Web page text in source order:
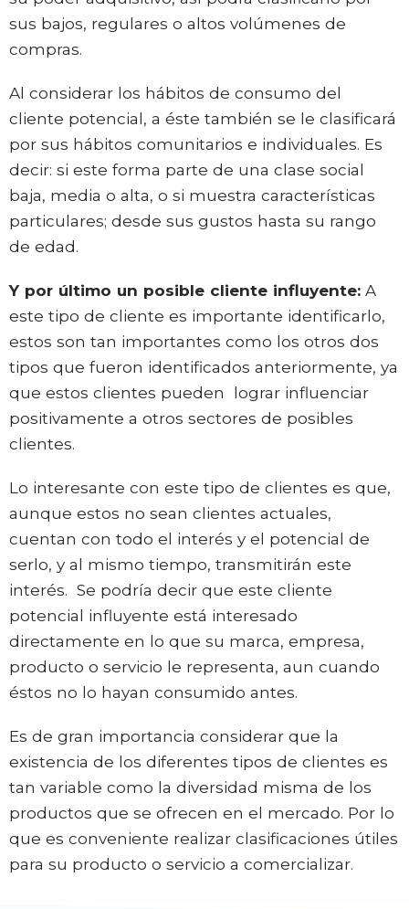
sus bajos, regulares o altos volúmenes de
compras.
Al considerar los hábitos de consumo del
cliente potencial, a éste también se le clasificará
por sus hábitos comunitarios e individuales. Es
decir: si este forma parte de una clase social
baja, media o alta, o si muestra características
particulares; desde sus gustos hasta su rango
de edad.
Y por último un posible cliente influyente: A
este tipo de cliente es importante identificarlo,
estos son tan importantes como los otros dos
tipos que fueron identificados anteriormente, ya
que estos clientes pueden lograr influenciar
positivamente a otros sectores de posibles
clientes.
Lo interesante con este tipo de clientes es que,
aunque estos no sean clientes actuales,
cuentan con todo el interés y el potencial de
serlo, y al mismo tiempo, transmitirán este
interés. Se podría decir que este cliente
potencial influyente está interesado
directamente en lo que su marca, empresa,
producto o servicio le representa, aun cuando
éstos no lo hayan consumido antes.
Es de gran importancia considerar que la
existencia de los diferentes tipos de clientes es
tan variable como la diversidad misma de los
productos que se ofrecen en el mercado. Por lo
que es conveniente realizar clasificaciones útiles
para su producto o servicio a comercializar.